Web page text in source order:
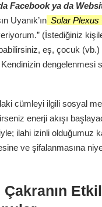
Facebook ya da
Uyanık’ın Solar Plexus
(İstediğiniz
eş, çocuk
Kendinizin
cümleyi ilgili sosyal
enerji akışı
ilahi izinli olduğumuz
ve şifalanmasına